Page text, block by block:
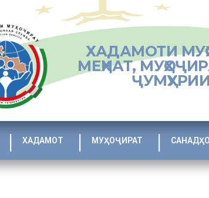
ХАДАМОТИ
МЕҲНАТ,
ХАДАМОТ МУҲОҶИРАТ